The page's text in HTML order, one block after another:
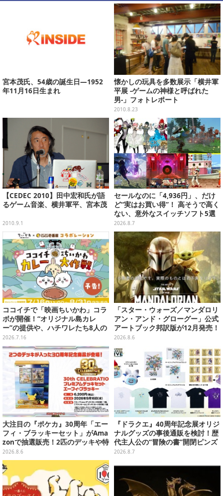
宮本茂氏、54歳の誕生日―1952
年11月16日生まれ
懐かしの玩具を多数展示「横井軍
平展 -ゲームの神様と呼ばれた
男-」フォトレポート
2010.8.23
【CEDEC 2010】田中宏和氏が語
るゲーム音楽、横井軍平、宮本茂
2010.9.1
セールなのに「4,936円」、だけ
ど“実はお買い得”！ 高そうで高く
ない、意外なスイッチソフト5選
2026.8.7
ココイチで「映画ちいかわ」コラ
ボが開催！“オリジナル島カレ
ー”の提供や、ハチワレたち8人の
スプーン置きフィギュアをプレゼ
ント
2026.7.16
「スター・ウォーズ／マンダロリ
アン・アンド・グローグー」公式
アートブック邦訳版が12月発売！
映画のコンセプトアートやスケッ
チを掲載
2026.8.6
大注目の『ポケカ』30周年「エー
フィ・ブラッキーセット」がAma
zonで抽選販売！2匹のデッキや特
別カードを収録
2026.8.6
『ドラクエ』40周年記念展オリジ
ナルグッズの事後通販を検討！歴
代主人公の“冒険の書”開閉ピンズ
をはじめ、ユニークなＴシャツや
2026.8.7